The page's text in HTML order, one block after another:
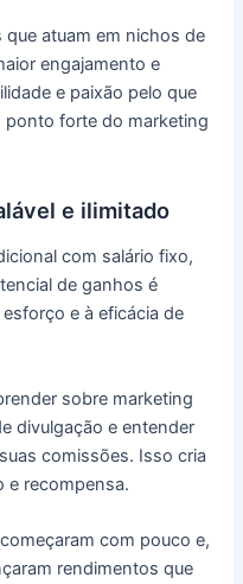
que atuam em nichos de
engajamento e
e paixão pelo que
ponto forte do marketing
e ilimitado
com salário fixo,
de ganhos é
e à eficácia de
sobre marketing
divulgação e entender
comissões. Isso cria
e recompensa.
com pouco e,
rendimentos que